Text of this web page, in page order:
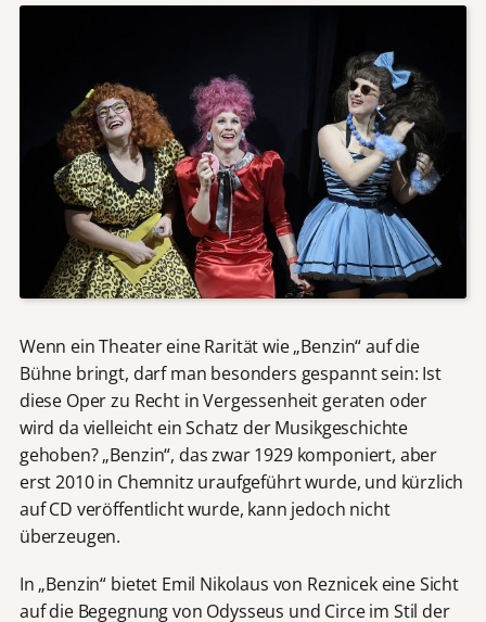
Wenn ein Theater eine Rarität wie „Benzin“ auf die
Bühne bringt, darf man besonders gespannt sein: Ist
diese Oper zu Recht in Vergessenheit geraten oder
wird da vielleicht ein Schatz der Musikgeschichte
gehoben? „Benzin“, das zwar 1929 komponiert, aber
erst 2010 in Chemnitz uraufgeführt wurde, und kürzlich
auf CD veröffentlicht wurde, kann jedoch nicht
überzeugen.
In „Benzin“ bietet Emil Nikolaus von Reznicek eine Sicht
auf die Begegnung von Odysseus und Circe im Stil der